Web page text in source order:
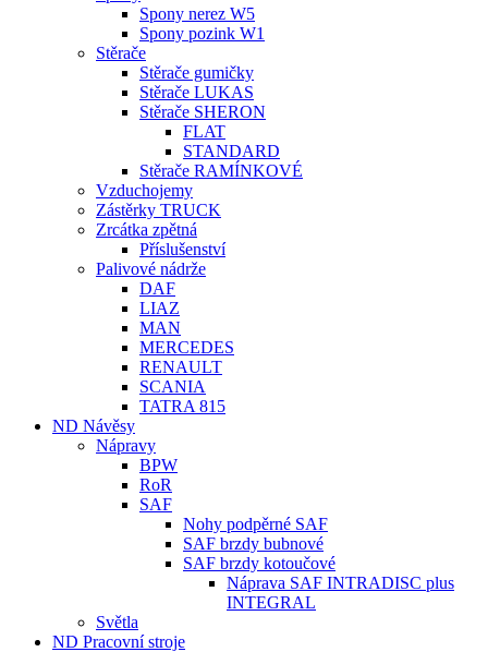
Spony nerez W5
Spony pozink W1
Stěrače
Stěrače gumičky
Stěrače LUKAS
Stěrače SHERON
FLAT
STANDARD
Stěrače RAMÍNKOVÉ
Vzduchojemy
Zástěrky TRUCK
Zrcátka zpětná
Příslušenství
Palivové nádrže
DAF
LIAZ
MAN
MERCEDES
RENAULT
SCANIA
TATRA 815
ND Návěsy
Nápravy
BPW
RoR
SAF
Nohy podpěrné SAF
SAF brzdy bubnové
SAF brzdy kotoučové
Náprava SAF INTRADISC plus
INTEGRAL
Světla
ND Pracovní stroje